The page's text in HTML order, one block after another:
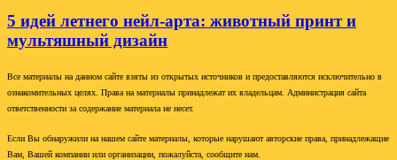
5 идей летнего нейл-арта: животный принт и
мультяшный дизайн
Все материалы на данном сайте взяты из открытых источников и предоставляются исключительно в
ознакомительных целях. Права на материалы принадлежат их владельцам. Администрация сайта
ответственности за содержание материала не несет.
Если Вы обнаружили на нашем сайте материалы, которые нарушают авторские права, принадлежащие
Вам, Вашей компании или организации, пожалуйста, сообщите нам.